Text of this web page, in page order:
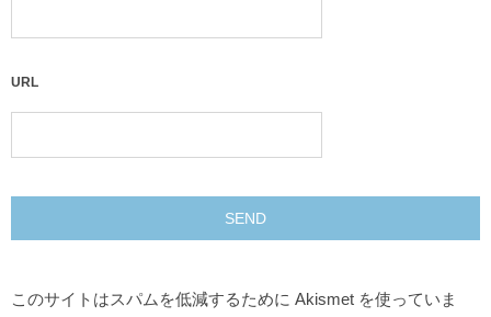
URL
このサイトはスパムを低減するために Akismet を使っていま